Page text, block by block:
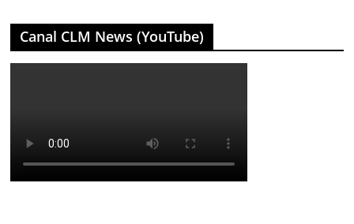
Canal CLM News (YouTube)